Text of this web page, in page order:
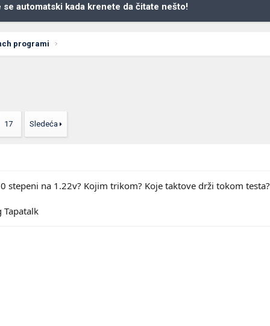
se automatski kada krenete da čitate nešto!
programi
17 Sledeća
stepeni na 1.22v? Kojim trikom? Koje taktove drži tokom testa?
Tapatalk